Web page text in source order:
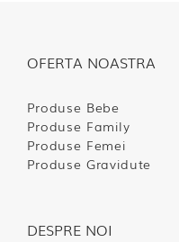
OFERTA NOASTRA
Produse Bebe
Produse Family
Produse Femei
Produse Gravidute
DESPRE NOI